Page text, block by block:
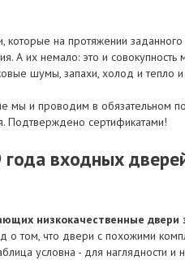
на протяжении
А их немало: это и совокупность
шумы, запахи, холод и тепло
мы и проводим в обязательном
Подтверждено сертификатами!
входных
низкокачественные двери
о том, что двери с похожими
условна - для наглядности